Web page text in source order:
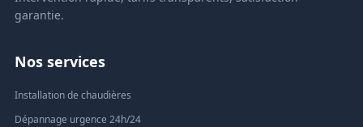
garantie.
Nos services
Installation de chaudières
Dépannage urgence 24h/24